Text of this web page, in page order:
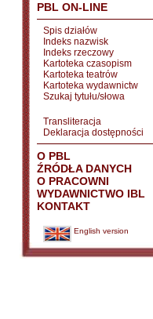
PBL ON-LINE
Spis działów
Indeks nazwisk
Indeks rzeczowy
Kartoteka czasopism
Kartoteka teatrów
Kartoteka wydawnictw
Szukaj tytułu/słowa
Transliteracja
Deklaracja dostępności
O PBL
ŹRÓDŁA DANYCH
O PRACOWNI
WYDAWNICTWO IBL
KONTAKT
English version